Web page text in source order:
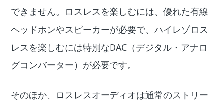
できません。ロスレスを楽しむには、優れた有線
ヘッドホンやスピーカーが必要で、ハイレゾロス
レスを楽しむには特別なDAC（デジタル・アナロ
グコンバーター）が必要です。
そのほか、ロスレスオーディオは通常のストリー